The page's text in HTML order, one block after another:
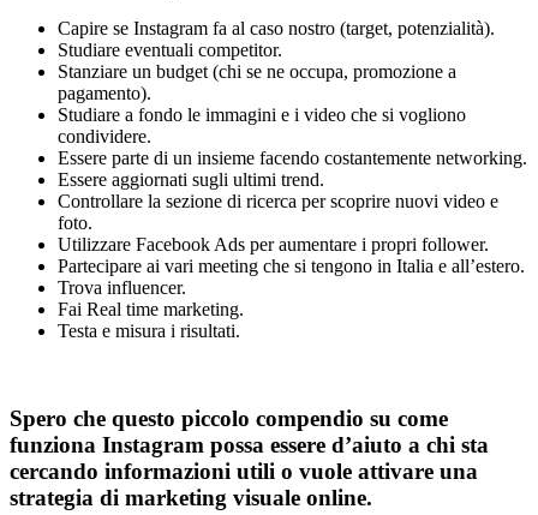
Capire se Instagram fa al caso nostro (target, potenzialità).
Studiare eventuali competitor.
Stanziare un budget (chi se ne occupa, promozione a
pagamento).
Studiare a fondo le immagini e i video che si vogliono
condividere.
Essere parte di un insieme facendo costantemente networking.
Essere aggiornati sugli ultimi trend.
Controllare la sezione di ricerca per scoprire nuovi video e
foto.
Utilizzare Facebook Ads per aumentare i propri follower.
Partecipare ai vari meeting che si tengono in Italia e all’estero.
Trova influencer.
Fai Real time marketing.
Testa e misura i risultati.
Spero che questo piccolo compendio su come
funziona Instagram possa essere d’aiuto a chi sta
cercando informazioni utili o vuole attivare una
strategia di marketing visuale online.